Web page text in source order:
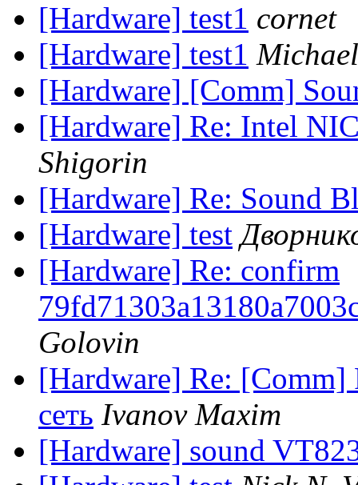
[Hardware] test1 cornet
[Hardware] test1
[Hardware] [Comm]
[Hardware] Re: Intel
Shigorin
[Hardware] Re: Sound
[Hardware] test
[Hardware] Re: confirm
Golovin
[Hardware] Re:
сеть Ivanov Maxim
[Hardware] sound